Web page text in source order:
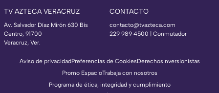
TV AZTECA VERACRUZ
Av. Salvador Díaz Mirón 630 Bis
Centro, 91700
Veracruz, Ver.
CONTACTO
contacto@tvazteca.com
229 989 4500 | Conmutador
Aviso de privacidadPreferencias de CookiesDerechosInversionistas
Promo EspacioTrabaja con nosotros
Programa de ética, integridad y cumplimiento